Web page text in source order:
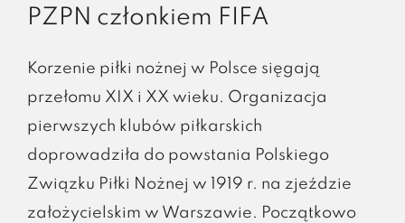
PZPN członkiem FIFA
Korzenie piłki nożnej w Polsce sięgają
przełomu XIX i XX wieku. Organizacja
pierwszych klubów piłkarskich
doprowadziła do powstania Polskiego
Związku Piłki Nożnej w 1919 r. na zjeździe
założycielskim w Warszawie. Początkowo